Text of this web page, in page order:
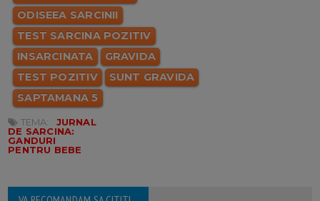
ODISEEA SARCINII
TEST SARCINA POZITIV
INSARCINATA
GRAVIDA
TEST POZITIV
SUNT GRAVIDA
SAPTAMANA 5
TEMA:
JURNAL
DE SARCINA:
GANDURI
PENTRU BEBE